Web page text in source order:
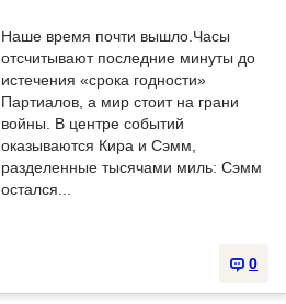
Наше время почти вышло.Часы
отсчитывают последние минуты до
истечения «срока годности»
Партиалов, а мир стоит на грани
войны. В центре событий
оказываются Кира и Сэмм,
разделенные тысячами миль: Сэмм
остался...
0